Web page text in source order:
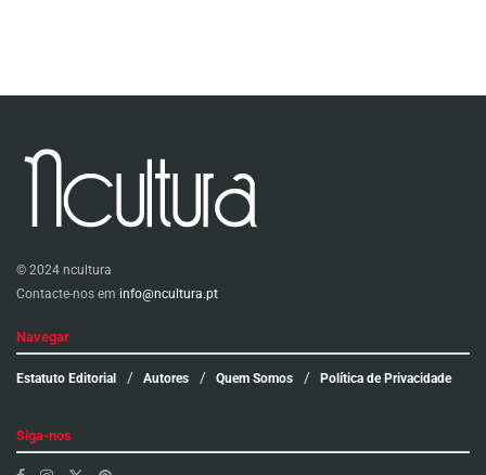
© 2024 ncultura
Contacte-nos em info@ncultura.pt
Navegar
Estatuto Editorial Autores Quem Somos Política de Privacidade
Siga-nos